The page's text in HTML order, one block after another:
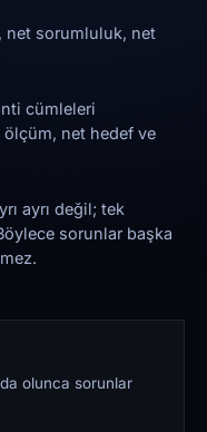
net sorumluluk, net
cümleleri
net hedef ve
ayrı değil; tek
sorunlar başka
olunca sorunlar